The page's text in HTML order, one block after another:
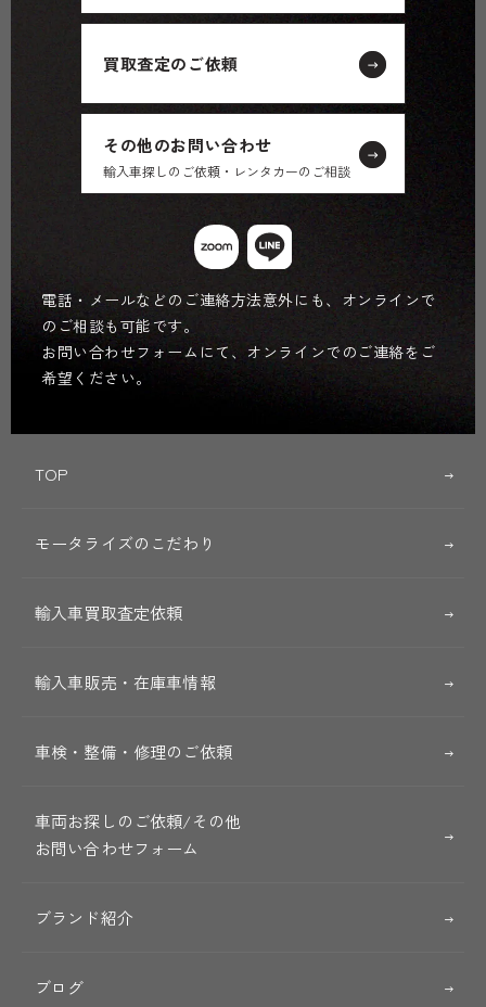
買取査定のご依頼
その他のお問い合わせ
輸入車探しのご依頼・レンタカーのご相談
電話・メールなどのご連絡方法意外にも、オンラインで
のご相談も可能です。
お問い合わせフォームにて、オンラインでのご連絡をご
希望ください。
TOP
モータライズのこだわり
輸入車買取査定依頼
輸入車販売・在庫車情報
車検・整備・修理のご依頼
車両お探しのご依頼/その他
お問い合わせフォーム
ブランド紹介
ブログ